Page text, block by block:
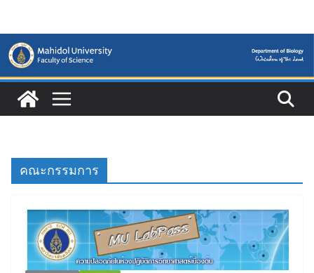
content
คณะกรรมการ